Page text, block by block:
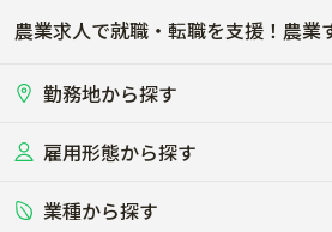
農業求人で就職・転職を支援！農業
勤務地から探す
北海道
関東
雇用形態から探す
正社員 バ
業種から探す